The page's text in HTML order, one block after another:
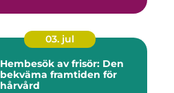
03. jul
Hembesök av frisör: Den
bekväma framtiden för
hårvård